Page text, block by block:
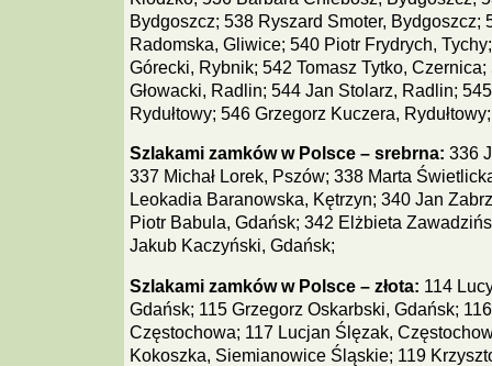
Bydgoszcz; 538 Ryszard Smoter, Bydgoszcz;
Radomska, Gliwice; 540 Piotr Frydrych,
Górecki, Rybnik; 542 Tomasz Tytko,
Głowacki, Radlin; 544 Jan Stolarz, Radlin;
Rydułtowy; 546 Grzegorz Kuczera, Rydułtowy;
Szlakami zamków w Polsce – srebrna: 336
337 Michał Lorek, Pszów; 338 Marta
Leokadia Baranowska, Kętrzyn; 340 Jan
Piotr Babula, Gdańsk; 342 Elżbieta
Jakub Kaczyński, Gdańsk;
Szlakami zamków w Polsce – złota: 114
Gdańsk; 115 Grzegorz Oskarbski, Gdańsk;
Częstochowa; 117 Lucjan Ślęzak,
Kokoszka, Siemianowice Śląskie; 119